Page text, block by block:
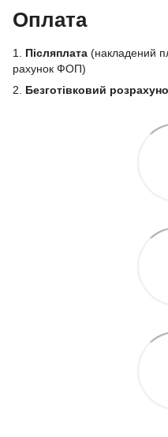
Оплата
1. Післяплата (накладений
рахунок ФОП)
2. Безготівковий